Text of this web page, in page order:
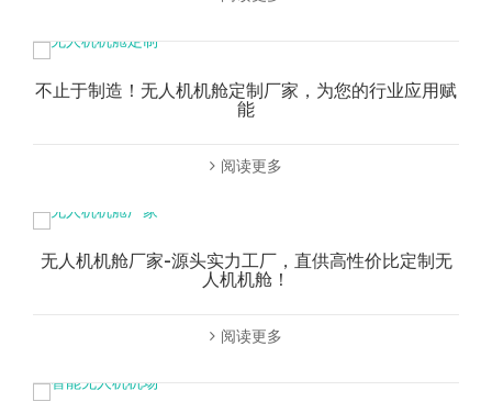
不止于制造！无人机机舱定制厂家，为您的行业应用赋
能
阅读更多
无人机机舱厂家-源头实力工厂，直供高性价比定制无
人机机舱！
阅读更多